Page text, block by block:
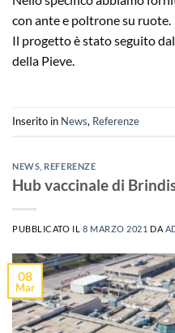
con ante e poltrone su ruote.
Il progetto è stato seguito
della Pieve.
Inserito in News, Referenze
NEWS REFERENZE
Hub vaccinale di
PUBBLICATO IL 8 MARZO 2021 DA
08
Mar